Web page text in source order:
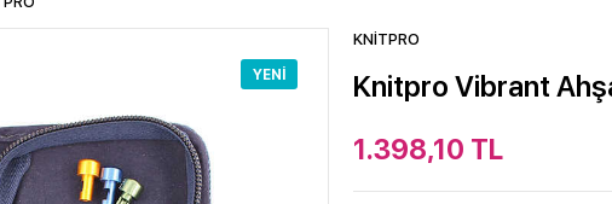
YENI
KNİTPRO
Knitpro Vibrant
1.398,10 TL